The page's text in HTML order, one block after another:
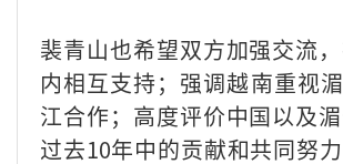
裴青山也希望双方加强交流
内相互支持；强调越南重视
江合作；高度评价中国以及
过去10年中的贡献和共同努